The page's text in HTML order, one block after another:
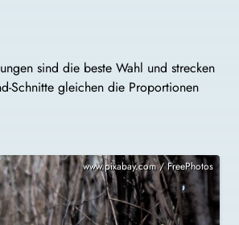
sind die beste Wahl und strecken
Schnitte gleichen die Proportionen
www.pixabay.com / FreePhotos